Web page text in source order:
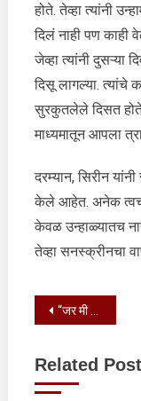
होते. तेव्हा त्यांनी
दिलं नाही पण काही
जेव्हा त्यांनी दुसऱ्या
दिसू लागल्या.
सुरकुतलेले दिसत होते.
माध्यमातून आपला
दरम्यान, सिरीन
केले आहेत. अनेक त्वचा
केवळ उन्हाळ्यातच
तेव्हा सनस्क्रीनचा
Post
“जर मी तुम्हाला आवडत नसेल तर…” ट्रोलर्सला आलिया भट्टचं सडेतोड उत्तर
Related